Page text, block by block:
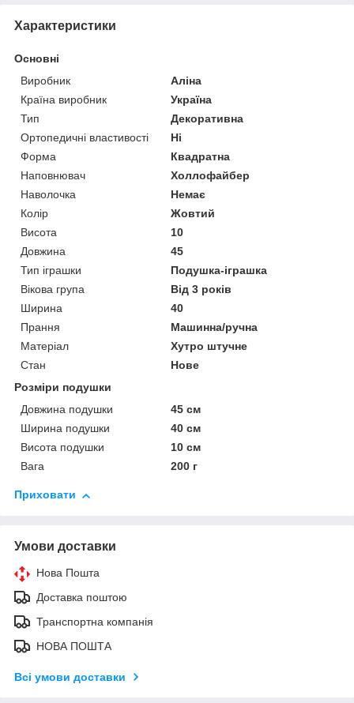
Характеристики
Основні
Виробник
Аліна
Країна виробник
Україна
Тип
Декоративна
Ортопедичні властивості
Ні
Форма
Квадратна
Наповнювач
Холлофайбер
Наволочка
Немає
Колір
Жовтий
Висота
10
Довжина
45
Тип іграшки
Подушка-іграшка
Вікова група
Від 3 років
Ширина
40
Прання
Машинна/ручна
Матеріал
Хутро штучне
Стан
Нове
Розміри подушки
Довжина подушки
45 см
Ширина подушки
40 см
Висота подушки
10 см
Вага
200 г
Приховати
Умови доставки
Нова Пошта
Доставка поштою
Транспортна компанія
НОВА ПОШТА
Всі умови доставки